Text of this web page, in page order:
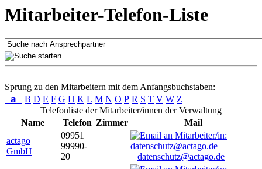
Mitarbeiter-Telefon-Liste
Sprung zu den Mitarbeitern mit dem Anfangsbuchstaben:
a B D E F G H K L M N O P R S T V W Z
Telefonliste der Mitarbeiter/innen der Verwaltung
Name
Telefon Zimmer
Mail
actago
GmbH
09951
99990-
20
datenschutz@actago.de